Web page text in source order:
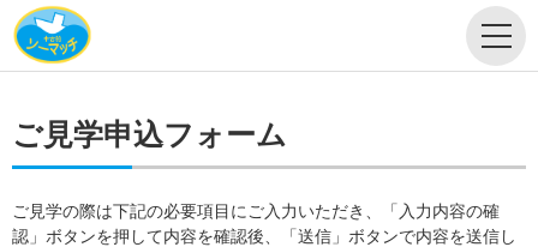
ご見学申込フォーム
ご見学の際は下記の必要項目にご入力いただき、「入力内容の確
認」ボタンを押して内容を確認後、「送信」ボタンで内容を送信し